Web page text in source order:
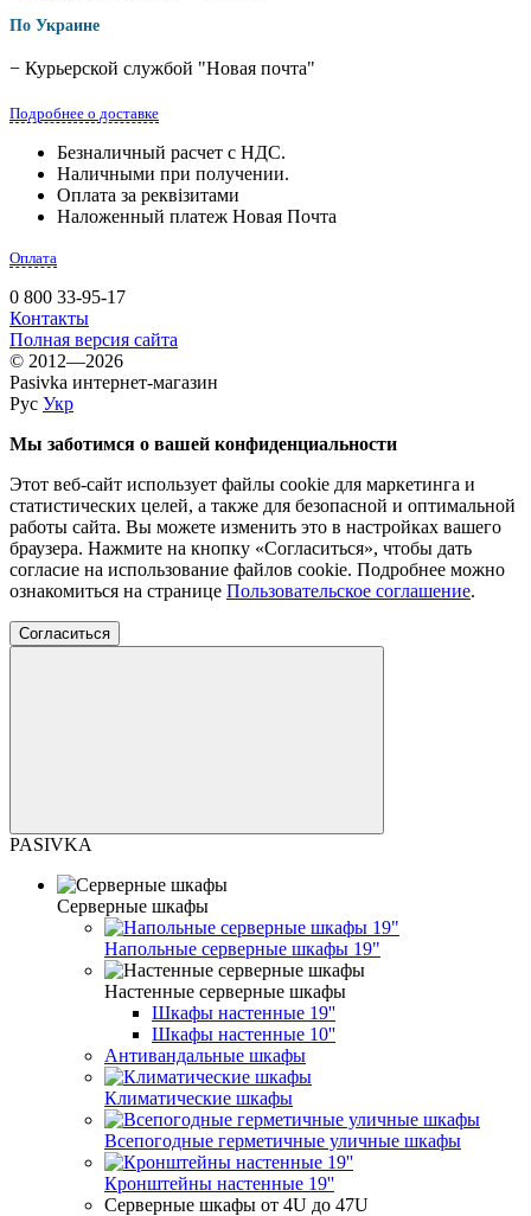
По Украине
− Курьерской службой "Новая почта"
Подробнее о доставке
Безналичный расчет с НДС.
Наличными при получении.
Оплата за реквізитами
Наложенный платеж Новая Почта
Оплата
0 800 33-95-17
Контакты
Полная версия сайта
© 2012—2026
Pasivka интернет-магазин
Рус Укр
Мы заботимся о вашей конфиденциальности
Этот веб-сайт использует файлы cookie для маркетинга и
статистических целей, а также для безопасной и оптимальной
работы сайта. Вы можете изменить это в настройках вашего
браузера. Нажмите на кнопку «Согласиться», чтобы дать
согласие на использование файлов cookie. Подробнее можно
ознакомиться на странице Пользовательское соглашение.
Согласиться
PASIVKA
Серверные шкафы
Напольные серверные шкафы 19"
Настенные серверные шкафы
Шкафы настенные 19''
Шкафы настенные 10''
Антивандальные шкафы
Климатические шкафы
Всепогодные герметичные уличные шкафы
Кронштейны настенные 19''
Серверные шкафы от 4U до 47U